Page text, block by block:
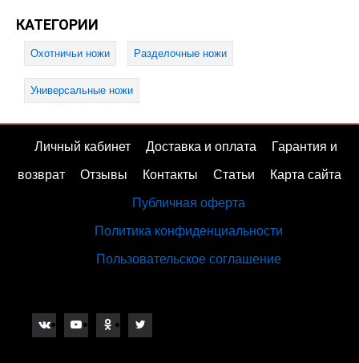
КАТЕГОРИИ
Охотничьи ножи Разделочные ножи
Универсальные ножи
Личный кабинет Доставка и оплата Гарантия и
возврат Отзывы Контакты Статьи Карта сайта
Публичная оферта
Политика конфиденциальности
Пользовательское соглашение